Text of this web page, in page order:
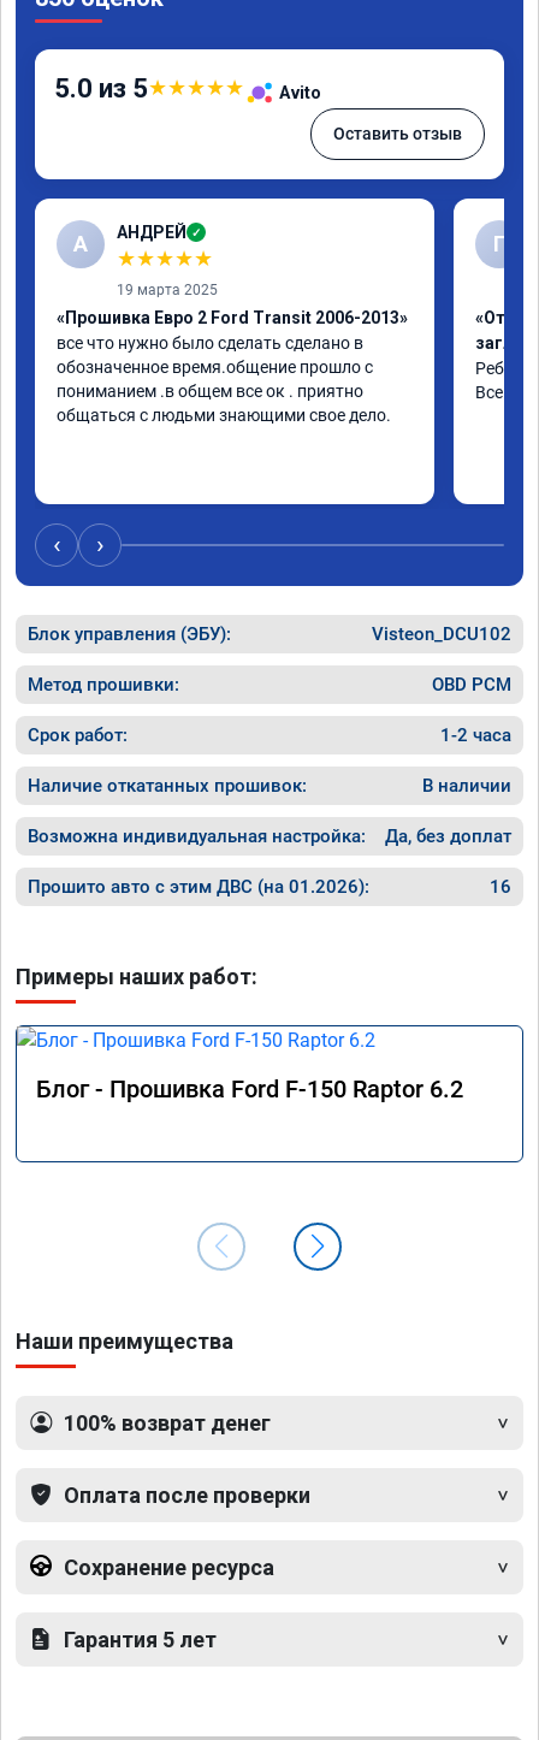
5.0 из 5★★★★★ Avito
Оставить отзыв
А АНДРЕЙ ✓
★★★★★
19 марта 2025
«Прошивка Евро 2 Ford Transit 2006-2013»
все что нужно было сделать сделано в
обозначенное время.общение прошло с
пониманием .в общем все ок . приятно
общаться с людьми знающими свое дело.
Г
Ребята
Все
‹ ›
Блок управления (ЭБУ): Visteon_DCU102
Метод прошивки: OBD PCM
Срок работ: 1-2 часа
Наличие откатанных прошивок: В наличии
Возможна индивидуальная настройка: Да, без доплат
Прошито авто с этим ДВС (на 01.2026): 16
Примеры наших работ:
Блог - Прошивка Ford F-150 Raptor 6.2
Наши преимущества
100% возврат денег
Оплата после проверки
Сохранение ресурса
Гарантия 5 лет